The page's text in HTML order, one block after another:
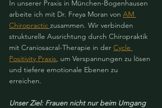
In unserer Praxis in München-Bogenhausen
arbeite ich mit Dr. Freya Moran von AM
Chiropractic zusammen. Wir verbinden
strukturelle Ausrichtung durch Chiropraktik
mit Craniosacral-Therapie in der Cycle
Positivity Praxis, um Verspannungen zu lösen
und tiefere emotionale Ebenen zu
erreichen.
Unser Ziel: Frauen nicht nur beim Umgang